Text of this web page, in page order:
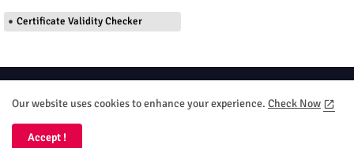
Certificate Validity Checker
All Right Reserved Your DT Seva 2026 Copyright ©
Terms and Conditions
DMC
Our website uses cookies to enhance your experience. Check Now
Accept !